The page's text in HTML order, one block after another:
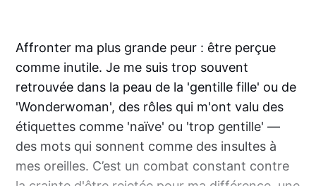
Affronter ma plus grande peur : être perçue
comme inutile. Je me suis trop souvent
retrouvée dans la peau de la 'gentille fille' ou de
'Wonderwoman', des rôles qui m'ont valu des
étiquettes comme 'naïve' ou 'trop gentille' —
des mots qui sonnent comme des insultes à
mes oreilles. C’est un combat constant contre